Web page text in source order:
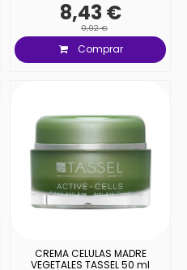
8,43 €
9,92 €
Comprar
CREMA CELULAS MADRE
VEGETALES TASSEL 50 ml